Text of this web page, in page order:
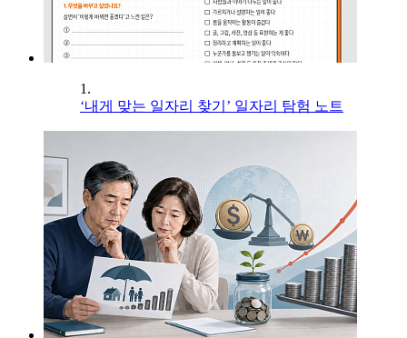
1.
‘내게 맞는 일자리 찾기’ 일자리 탐험 노트